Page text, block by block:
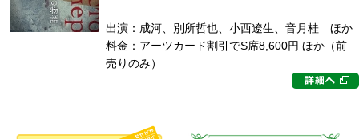
出演：成河、別所哲也、小西遼生、音月桂 ほか
料金：アーツカード割引でS席8,600円 ほか（前
売りのみ）